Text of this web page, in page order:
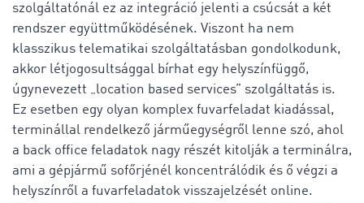
szolgáltatónál ez az integráció jelenti a csúcsát a két
rendszer együttműködésének. Viszont ha nem
klasszikus telematikai szolgáltatásban gondolkodunk,
akkor létjogosultsággal bírhat egy helyszínfüggő,
úgynevezett „location based services” szolgáltatás is.
Ez esetben egy olyan komplex fuvarfeladat kiadással,
terminállal rendelkező járműegységről lenne szó, ahol
a back office feladatok nagy részét kitolják a terminálra,
ami a gépjármű sofőrjénél koncentrálódik és ő végzi a
helyszínről a fuvarfeladatok visszajelzését online.